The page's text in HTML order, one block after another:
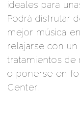
ideales para
Podrá disfrutar
mejor música
relajarse con
tratamientos de
o ponerse en
Center.